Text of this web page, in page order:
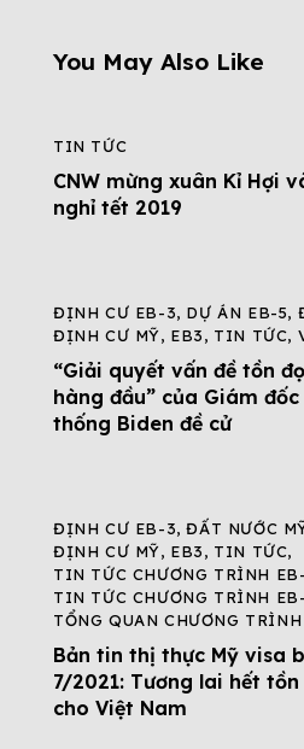
You May Also Like
TIN TỨC
CNW mừng xuân Kỉ Hợi
nghỉ tết 2019
ĐỊNH CƯ EB-3, DỰ ÁN EB-5,
ĐỊNH CƯ MỸ, EB3, TIN TỨC,
“Giải quyết vấn đề tồn
hàng đầu” của Giám
thống Biden đề cử
ĐỊNH CƯ EB-3,ĐẤT NƯỚC
ĐỊNH CƯ MỸ, EB3, TIN TỨC,
TIN TỨC CHƯƠNG TRÌNH
TIN TỨC CHƯƠNG TRÌNH
TỔNG QUAN CHƯƠNG
Bản tin thị thực Mỹ visa
7/2021: Tương lai hết
cho Việt Nam